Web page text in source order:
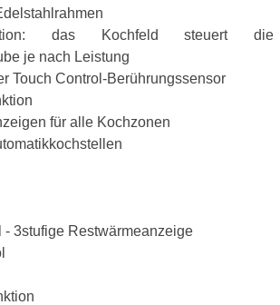
das Kochfeld steuert die
je nach Leistung
Touch Control-Berührungssensor
für alle Kochzonen
- 3stufige Restwärmeanzeige